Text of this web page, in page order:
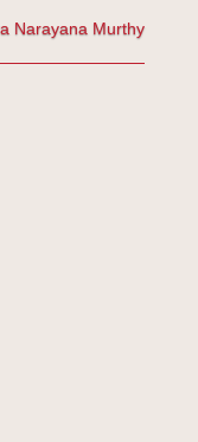
Narayana Murthy